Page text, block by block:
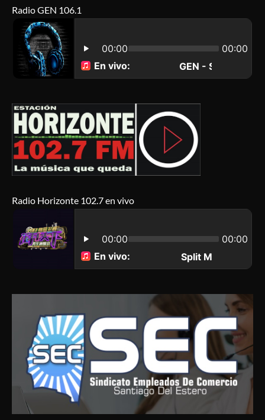
Radio GEN 106.1
Radio Horizonte 102.7 en vivo